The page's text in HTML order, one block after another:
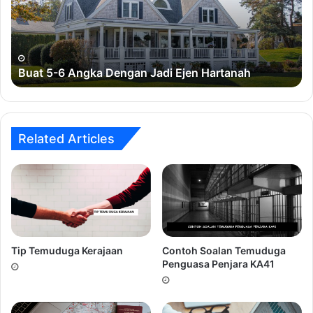
Amran memandu kereta dengan purata kelajuan
85km/j dari bandar M ke bandar N sejauh 235km. Dia
berhenti rehat selama 25 minit dan menyambung
perjalanan ke bandar O sejauh 265km dengan purata
kelajuan 90km/j. Berapakah tempoh masa bermula
perjalanan Amran dari bandar M hingga sampai ke
A) 4 jam 28 minit
B) 5 jam 28 minit
C) 5 jam 08 minit
D) 6 jam 08 minit
Jawapan D
Apakah nilai-nilai R yang memenuhi ketaksamaan
5<3R<18?
Jadi
Ejen
Hartanah
Buat 5-6 Angka Dengan Jadi Ejen Hartanah
Related Articles
Tip Temuduga Kerajaan
Contoh Soalan Temuduga
Penguasa Penjara KA41